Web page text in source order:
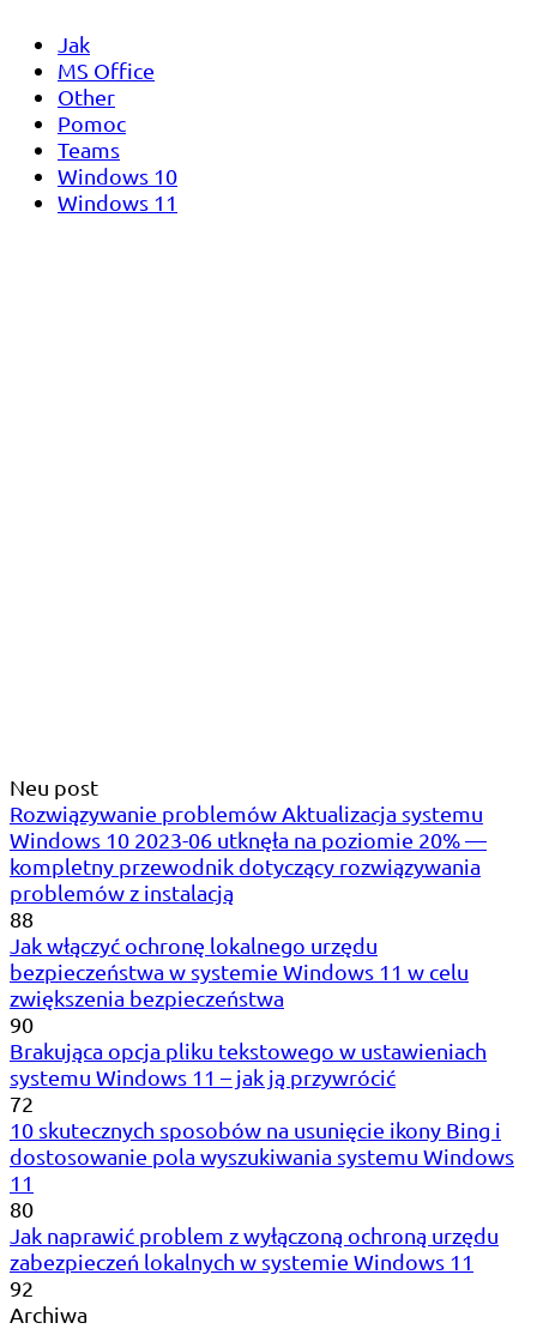
Jak
MS Office
Other
Pomoc
Teams
Windows 10
Windows 11
Neu post
Rozwiązywanie problemów Aktualizacja systemu
Windows 10 2023-06 utknęła na poziomie 20% —
kompletny przewodnik dotyczący rozwiązywania
problemów z instalacją
88
Jak włączyć ochronę lokalnego urzędu
bezpieczeństwa w systemie Windows 11 w celu
zwiększenia bezpieczeństwa
90
Brakująca opcja pliku tekstowego w ustawieniach
systemu Windows 11 – jak ją przywrócić
72
10 skutecznych sposobów na usunięcie ikony Bing i
dostosowanie pola wyszukiwania systemu Windows
11
80
Jak naprawić problem z wyłączoną ochroną urzędu
zabezpieczeń lokalnych w systemie Windows 11
92
Archiwa